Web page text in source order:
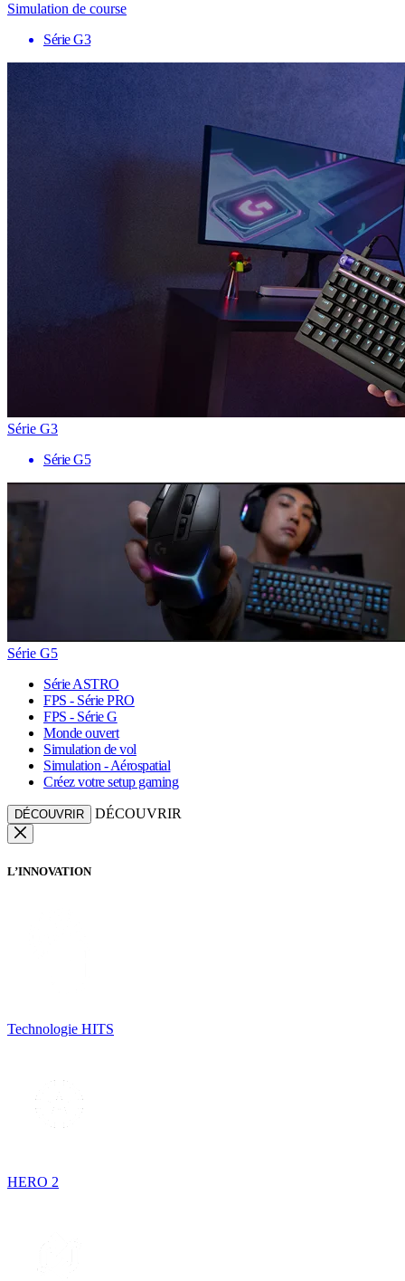
Simulation de course
Série G3
Série G3
Série G5
Série G5
Série ASTRO
FPS - Série PRO
FPS - Série G
Monde ouvert
Simulation de vol
Simulation - Aérospatial
Créez votre setup gaming
DÉCOUVRIR DÉCOUVRIR
L’INNOVATION
Technologie HITS
HERO 2